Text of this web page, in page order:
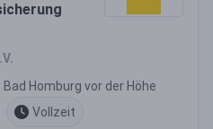
Homburg vor der Höhe
Vollzeit